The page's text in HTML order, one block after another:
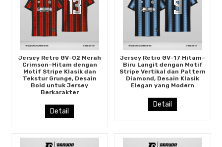
Jersey Retro GV-02 Merah
Crimson–Hitam dengan
Motif Stripe Klasik dan
Tekstur Grunge, Desain
Bold untuk Jersey
Berkarakter
Detail
Jersey Retro GV-17 Hitam–
Biru Langit dengan Motif
Stripe Vertikal dan Pattern
Diamond, Desain Klasik
Elegan yang Modern
Detail